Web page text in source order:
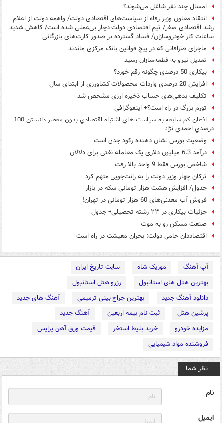
امسال چند نفر شاغل می‌شوند؟
انتقاد معاون وزیر رفاه از سیاست‌های اقتصادی دولت/ واهمه دولت از اعلام
رشد اقتصادی صفر/ تیم اقتصادی دولت دچار بی‌عملی شده است/ کاهش شدید
ساعات کار خودروسازان/ فساد گسترده در صدور کارت‌های بازرگانی
ماجرای صرافانی که در پیچ قوانین بانک مرکزی ماندند
تعدیل نیرو به قطعه‌سازان رسید
بیکاری 50 درصدی چگونه رقم خورد؟
افزایش 20 درصدی واردات محصولات کشاورزی از ابتدای سال
تکلیف بدهی‌های حساب ذخیره ارزی مشخص شد
تورم بزرگ در راه است؟+ اینفوگرافی
اذعان كم سابقه به سياست هاي اشتباه اقتصادي بدون مقصر دانستن 100
درصدي احمدي نژاد
وضعیت بورس نشان دهنده رکود جدی است
درآمد 6.3 میلیون دلاری یک معامله نفتی برای دلالان
شاخص بورس فقط 9 واحد بالا رفت
ترکان چهار وزیر دولت را به رانت‌جویی متهم کرد
جدول/ افزایش هشت هزار تومانی سکه در بازار
فروش آب معدنی‌های 60 هزار تومانی در تهران!
جزئیات بیکاری در ۲۳ رشته تحصیلی+ جدول
صنعت مسکن رو به موت
اقتصاددان حامی دولت: بحران معیشت در راه است
آپ آهنگ موزیک شاه
سایت تاریخ ایران
بهترین هتل های استانبول
رزرو هتل استانبول
دانلود آهنگ جدید
بهترین جراح بینی ترمیمی
آهنگ های جدید
پرشین هتل
ثبت نام بیمه اربعین
آهنگ جدید
مزایده خودرو
خرید بلیط استخر
قیمت ورق آهن پرایس
فروشنده مواد شیمیایی
نظر شما
نام
ایمیل